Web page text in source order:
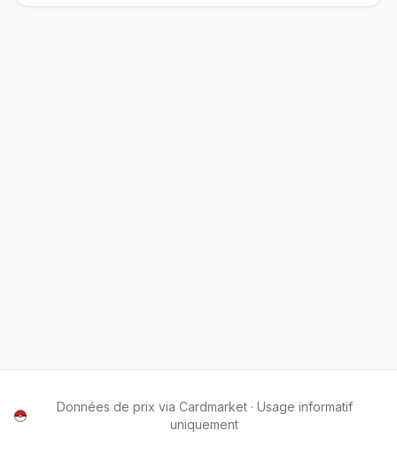
Données de prix via Cardmarket · Usage informatif
uniquement